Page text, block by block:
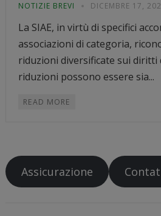
NOTIZIE BREVI DICEMBRE 17,
La SIAE, in virtù di specifici
associazioni di categoria,
riduzioni diversificate sui diritti
riduzioni possono essere sia...
READ MORE
Assicurazione